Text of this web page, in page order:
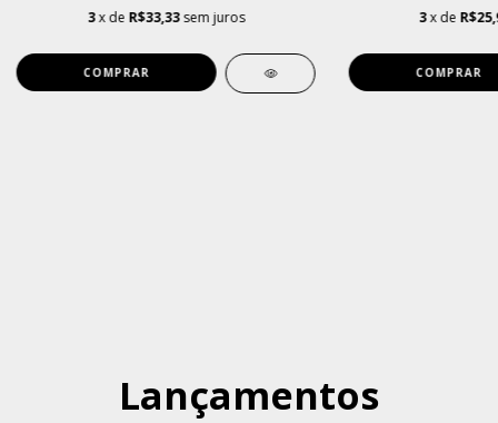
3x de R$33,33 sem juros
COMPRAR
3x de
COMPRAR
Lançamentos